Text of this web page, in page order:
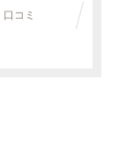
口コミ